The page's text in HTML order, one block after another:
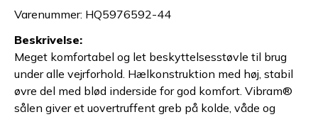
Varenummer: HQ5976592-44
Beskrivelse:
Meget komfortabel og let beskyttelsesstøvle til brug
under alle vejrforhold. Hælkonstruktion med høj, stabil
øvre del med blød inderside for god komfort. Vibram®
sålen giver et uovertruffent greb på kolde, våde og